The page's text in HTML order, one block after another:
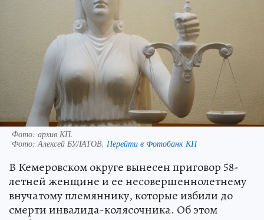
Фото: архив КП.
Фото:Алексей БУЛАТОВ. Перейти в Фотобанк КП
В Кемеровском округе вынесен приговор 58-
летней женщине и ее несовершеннолетнему
внучатому племяннику, которые избили до
смерти инвалида-колясочника. Об этом